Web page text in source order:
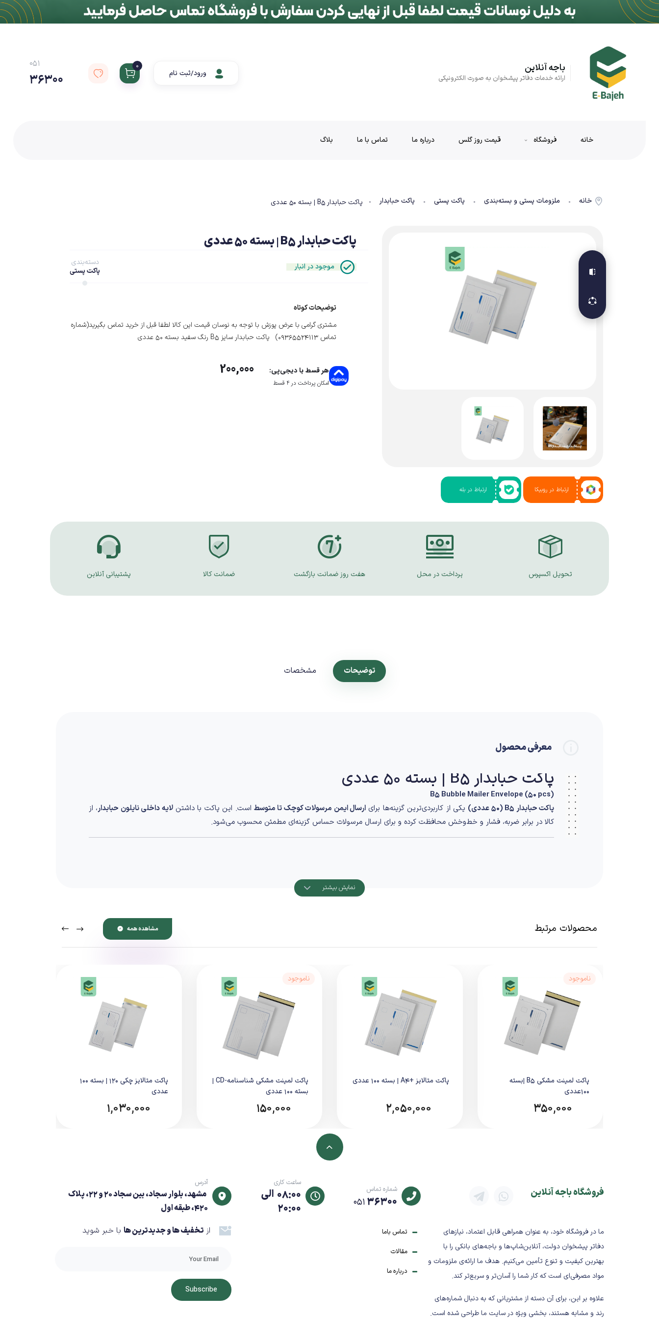
باجه آنلاین
ارائه خدمات دفاتر پیشخوان به صورت الکترونیکی ورود/ثبت نام
0
051
36300
خانه فروشگاه قیمت روز گلس درباره ما تماس با ما بلاگ
خانه - ملزومات پستی و بسته‌بندی - پاکت پستی - پاکت حبابدار - پاکت حبابدار B5 | بسته ۵۰ عددی
ارتباط در روبیکا ارتباط در بله
پاکت حبابدار B5 | بسته ۵۰ عددی
موجود در انبار
دسته‌بندی
پاکت پستی
توضیحات کوتاه
مشتری گرامی با عرض پوزش با توجه به نوسان قیمت این کالا لطفا قبل از خرید تماس بگیرید(شماره
تماس 09365524113) پاکت حبابدار سایز B5 رنگ سفید بسته 50 عددی
هر قسط با دیجی‌پی: 200,000
امکان پرداخت در 4 قسط
تحویل اکسپرس پرداخت در محل هفت روز ضمانت بازگشت ضمانت کالا پشتیبانی آنلاین
توضیحات مشخصات
معرفی محصول
پاکت حبابدار B5 | بسته ۵۰ عددی
B5 Bubble Mailer Envelope (50 pcs)
پاکت حبابدار B5 (۵۰ عددی)
یکی از کاربردی‌ترین گزینه‌ها برای ارسال ایمن مرسولات کوچک تا متوسطاست. این پاکت با داشتنلایه داخلی نایلون حبابدار، از
کالا در برابر ضربه، فشار و خط‌وخش محافظت کرده و برای ارسال مرسولات حساس گزینه‌ای مطمئن محسوب می‌شود.
بدنه مقاوم در برابر پارگی
وزن سبک برای کاهش هزینه پستی
عملکرد و کارایی
پاکت حبابدار B5 باعث می‌شود مرسولات بدون آسیب و با ظاهری مرتب به دست گیرنده برسند.
مزایای عملکردی:
محافظت کامل از کالاهای حساس
کاهش ریسک آسیب در حمل‌ونقل
جلوگیری از باز شدن پاکت در مسیر ارسال
موارد مصرف
نوع محصول:
پاکت پستی حبابدار
سایز:
جنس لایه بیرونی: کاغذ کرافت
لایه داخلی:
نایلون حبابدار ضربه‌گیر
نوع درب: چسب‌دار
رنگ: قهوه‌ای (کرافت)
تعداد در بسته:۵۰ عدد
نمایش بیشتر
محصولات مرتبط مشاهده همه
ناموجود
پاکت لمینت مشکی B5 |بسته
100عددی
350,000
پاکت متالایز +A4 | بسته 100 عددی
2,050,000
ناموجود
پاکت لمینت مشکی شناسنامه-CD |
بسته 100 عددی
150,000
پاکت متالایز چکی 120 | بسته ۱۰۰
عددی
1,030,000
فروشگاه باجه آنلاین شماره تماس
05136300
ساعت کاری
08:00 الی
20:00
آدرس
مشهد، بلوار سجاد، بین سجاد 20 و 22، پلاک
420، طبقه اول
ما در فروشگاه خود، به عنوان همراهی قابل اعتماد، نیازهای
دفاتر پیشخوان دولت، آنلاین‌شاپ‌ها و باجه‌های بانکی را با
بهترین کیفیت و تنوع تأمین می‌کنیم. هدف ما ارائه‌ی ملزومات و
مواد مصرفی‌ای است که کار شما را آسان‌تر و سریع‌تر کند.
علاوه بر این، برای آن دسته از مشتریانی که به دنبال شماره‌های
رند و مشابه هستند، بخشی ویژه در سایت ما طراحی شده است.
تماس باما
مقالات
درباره ما
از تخفیف ها و جدیدترین ها با خبر شوید
Subscribe